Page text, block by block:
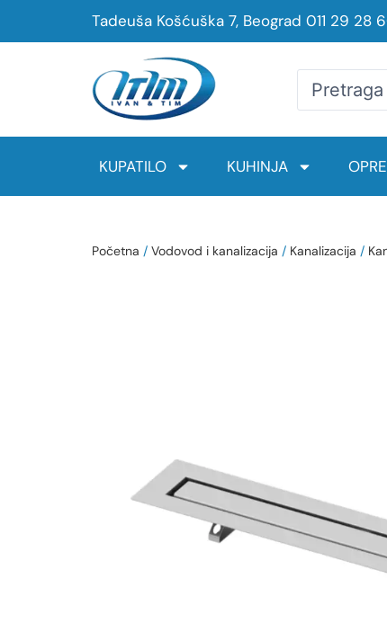
Tadeuša Košćuška 7, Beograd 011 29 28
KUPATILO KUHINJA
Početna / Vodovod i kanalizacija / Kanalizacija /